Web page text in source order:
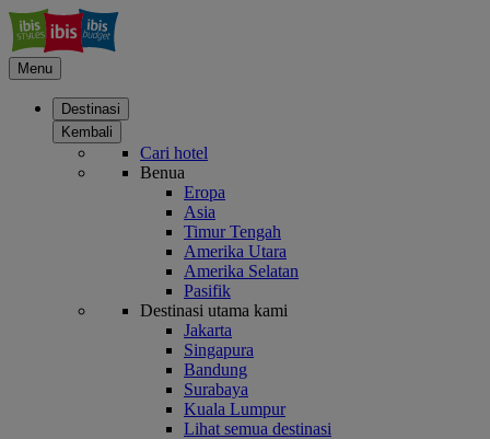
Menu
Destinasi
Kembali
Cari hotel
Benua
Eropa
Asia
Timur Tengah
Amerika Utara
Amerika Selatan
Pasifik
Destinasi utama kami
Jakarta
Singapura
Bandung
Surabaya
Kuala Lumpur
Lihat semua destinasi